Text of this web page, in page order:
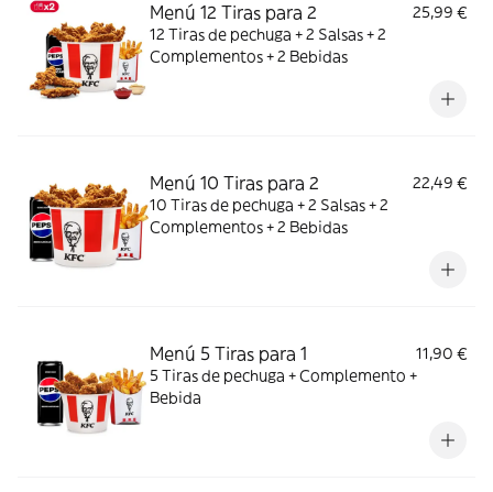
Menú 12 Tiras para 2
25,99 €
12 Tiras de pechuga + 2 Salsas + 2
Complementos + 2 Bebidas
Menú 10 Tiras para 2
22,49 €
10 Tiras de pechuga + 2 Salsas + 2
Complementos + 2 Bebidas
Menú 5 Tiras para 1
11,90 €
5 Tiras de pechuga + Complemento +
Bebida